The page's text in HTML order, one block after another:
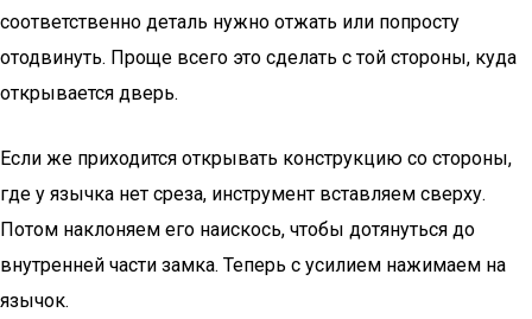
соответственно деталь нужно отжать или попросту
отодвинуть. Проще всего это сделать с той стороны, куда
открывается дверь.
Если же приходится открывать конструкцию со стороны,
где у язычка нет среза, инструмент вставляем сверху.
Потом наклоняем его наискось, чтобы дотянуться до
внутренней части замка. Теперь с усилием нажимаем на
язычок.